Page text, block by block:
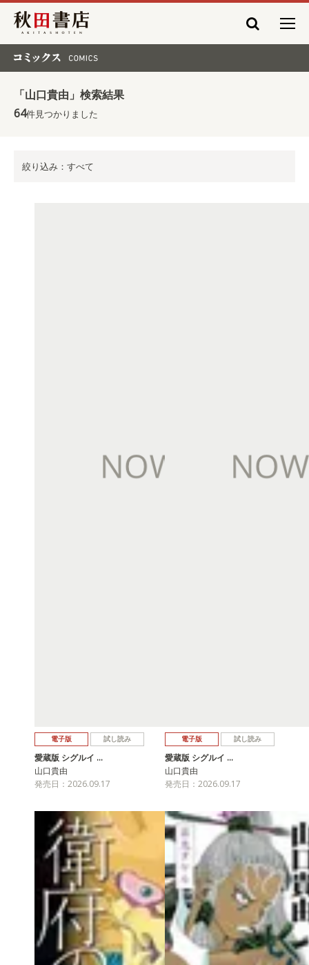
秋田書店
「山口貴由」検索結果
64件見つかりました
絞り込み：すべて
電子版 試し読み
愛蔵版 シグルイ …
山口貴由
発売日：2026.09.17
電子版 試し読み
愛蔵版 シグルイ …
山口貴由
発売日：2026.09.17